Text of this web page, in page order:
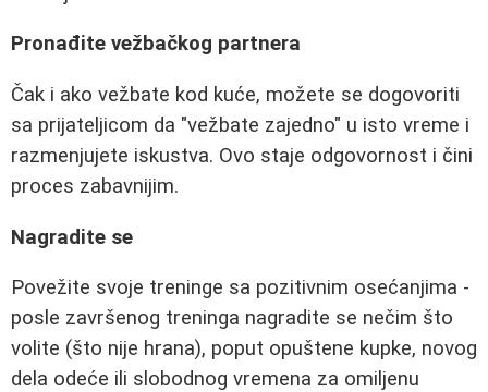
Pronađite vežbačkog partnera
Čak i ako vežbate kod kuće, možete se dogovoriti
sa prijateljicom da "vežbate zajedno" u isto vreme i
razmenjujete iskustva. Ovo staje odgovornost i čini
proces zabavnijim.
Nagradite se
Povežite svoje treninge sa pozitivnim osećanjima -
posle završenog treninga nagradite se nečim što
volite (što nije hrana), poput opuštene kupke, novog
dela odeće ili slobodnog vremena za omiljenu